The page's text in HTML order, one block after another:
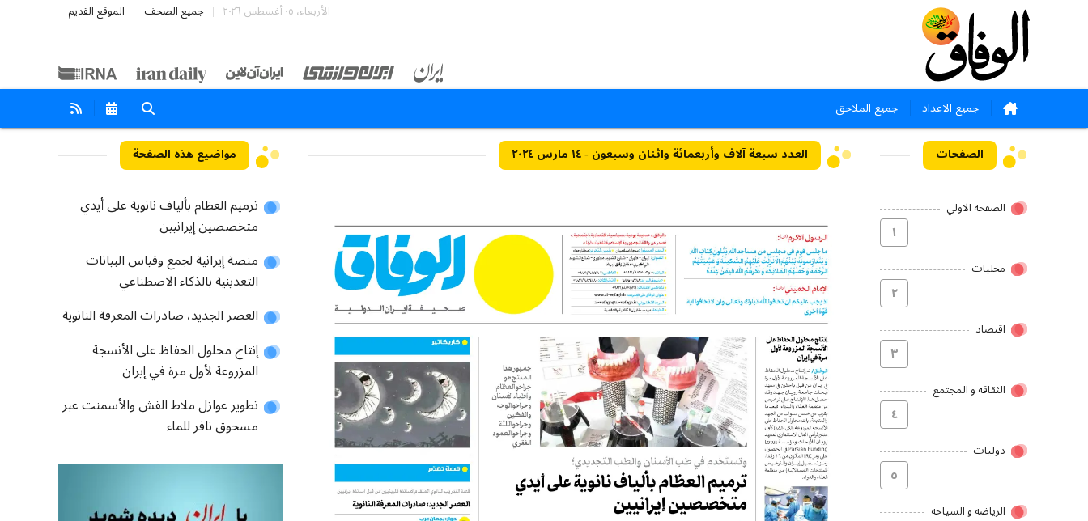
الأربعاء، ٠٥ أغسطس ٢٠٢٦ جميع الصحف الموقع القديم
جميع الاعداد جميع الملاحق
الصفحات
الصفحه الاولي
۱
محلیات
۲
اقتصاد
۳
الثقاقه و المجتمع
٤
دولیات
٥
الریاضه و السیاحه
العدد سبعة آلاف وأربعمائة واثنان وسبعون - ١٤ مارس ٢٠٢٤ مواضيع هذه الصفحة
ترميم العظام بألياف نانوية على أيدي
متخصصين إيرانيين
منصة إيرانية لجمع وقياس البيانات
التعدينية بالذكاء الاصطناعي
العصر الجديد، صادرات المعرفة النانوية
إنتاج محلول الحفاظ على الأنسجة
المزروعة لأول مرة في إيران
تطوير عوازل ملاط ​​​​القش والأسمنت عبر
مسحوق نافر للماء